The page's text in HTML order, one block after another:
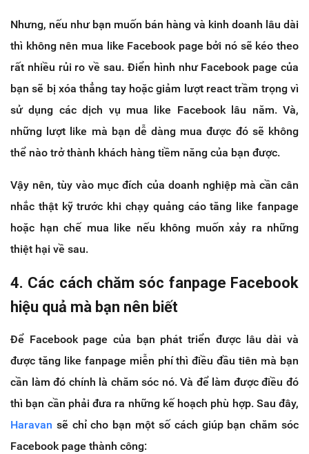
Nhưng, nếu như bạn muốn bán hàng và kinh doanh lâu dài
thì không nên mua like Facebook page bởi nó sẽ kéo theo
rất nhiều rủi ro về sau. Điển hình như Facebook page của
bạn sẽ bị xóa thẳng tay hoặc giảm lượt react trầm trọng vì
sử dụng các dịch vụ mua like Facebook lâu năm. Và,
những lượt like mà bạn dễ dàng mua được đó sẽ không
thể nào trở thành khách hàng tiềm năng của bạn được.
Vậy nên, tùy vào mục đích của doanh nghiệp mà cần cân
nhắc thật kỹ trước khi chạy quảng cáo tăng like fanpage
hoặc hạn chế mua like nếu không muốn xảy ra những
thiệt hại về sau.
4. Các cách chăm sóc fanpage Facebook
hiệu quả mà bạn nên biết
Để Facebook page của bạn phát triển được lâu dài và
được tăng like fanpage miễn phí thì điều đầu tiên mà bạn
cần làm đó chính là chăm sóc nó. Và để làm được điều đó
thì bạn cần phải đưa ra những kế hoạch phù hợp. Sau đây,
Haravan sẽ chỉ cho bạn một số cách giúp bạn chăm sóc
Facebook page thành công: